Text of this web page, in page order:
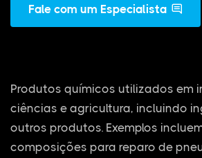
Fale com um Especialista
Produtos químicos utilizados em
ciências e agricultura, incluindo
outros produtos. Exemplos
composições para reparo de